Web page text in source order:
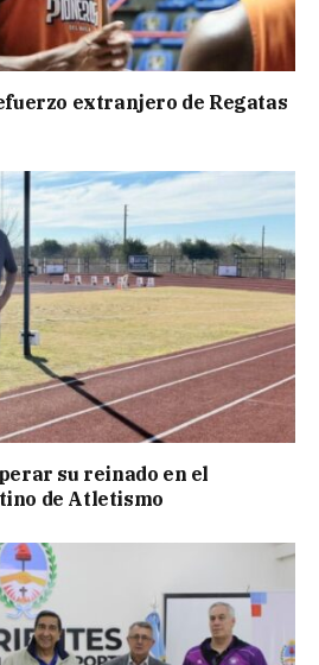
extranjero de Regatas
su reinado en el
de Atletismo